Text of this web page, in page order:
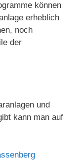
können
erheblich
noch
der
und
kann man auf